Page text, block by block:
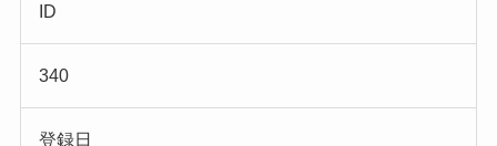
ID
340
登録日